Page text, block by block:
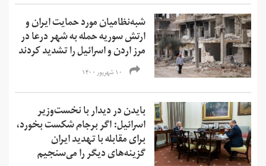
شبه‌نظامیان مورد حمایت ایران و
ارتش سوریه حمله به شهر درعا‌ در
مرز اردن و اسرائیل را تشدید کردند
۱۰ شهریور ۱۴۰۰
بایدن در دیدار با نخست‌وزیر
اسرائیل: اگر برجام شکست بخورد،
برای مقابله با تهدید ایران
گزینه‌های دیگر را می‌سنجیم